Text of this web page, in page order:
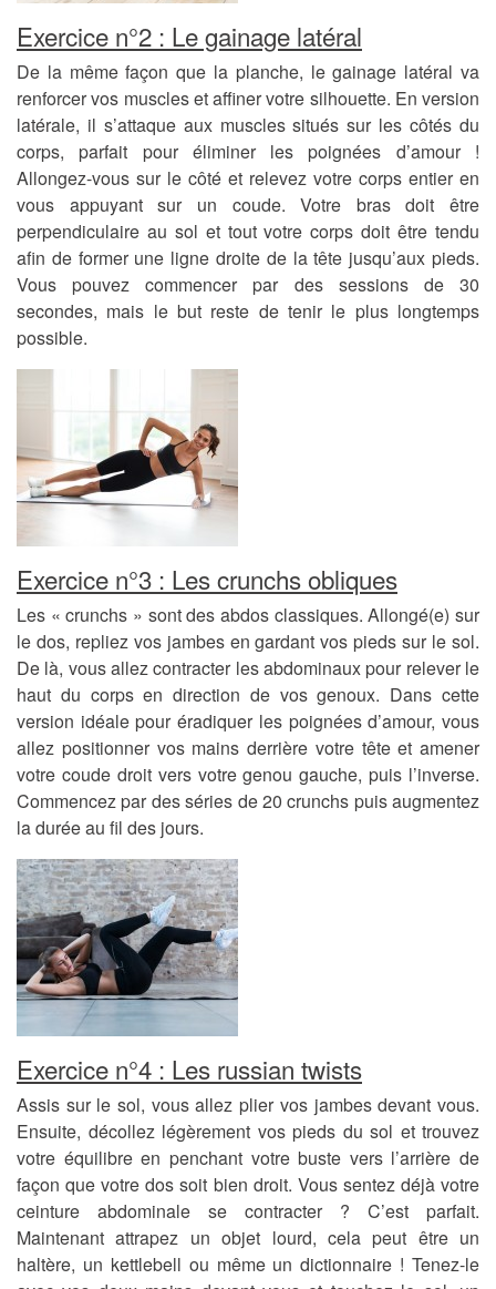
Exercice n°2 : Le gainage latéral
De la même façon que la planche, le gainage latéral va
renforcer vos muscles et affiner votre silhouette. En version
latérale, il s’attaque aux muscles situés sur les côtés du
corps, parfait pour éliminer les poignées d’amour !
Allongez-vous sur le côté et relevez votre corps entier en
vous appuyant sur un coude. Votre bras doit être
perpendiculaire au sol et tout votre corps doit être tendu
afin de former une ligne droite de la tête jusqu’aux pieds.
Vous pouvez commencer par des sessions de 30
secondes, mais le but reste de tenir le plus longtemps
possible.
Exercice n°3 : Les crunchs obliques
Les « crunchs » sont des abdos classiques. Allongé(e) sur
le dos, repliez vos jambes en gardant vos pieds sur le sol.
De là, vous allez contracter les abdominaux pour relever le
haut du corps en direction de vos genoux. Dans cette
version idéale pour éradiquer les poignées d’amour, vous
allez positionner vos mains derrière votre tête et amener
votre coude droit vers votre genou gauche, puis l’inverse.
Commencez par des séries de 20 crunchs puis augmentez
la durée au fil des jours.
Exercice n°4 : Les russian twists
Assis sur le sol, vous allez plier vos jambes devant vous.
Ensuite, décollez légèrement vos pieds du sol et trouvez
votre équilibre en penchant votre buste vers l’arrière de
façon que votre dos soit bien droit. Vous sentez déjà votre
ceinture abdominale se contracter ? C’est parfait.
Maintenant attrapez un objet lourd, cela peut être un
haltère, un kettlebell ou même un dictionnaire ! Tenez-le